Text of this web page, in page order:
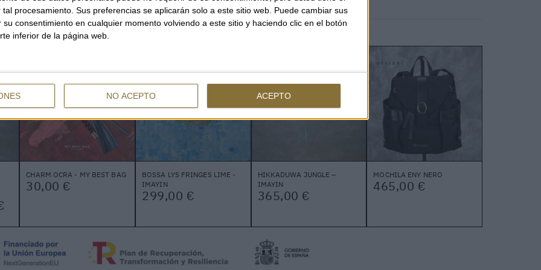
procesamiento. Sus preferencias se aplicarán solo a este sitio web. Puede cambiar sus
consentimiento en cualquier momento volviendo a este sitio y haciendo clic en el botón
inferior de la página web.
NO ACEPTO ACEPTO
TAMBIÉN PUEDE INTERESARTE
CHARM OCRA - MY BEST BAG
30,00 €
BOSSA LYS FRINGES LIME -
IMAYIN
299,00 €
HIKKADUWA JUNGLE –
IMAYIN
365,00 €
MOCHILA ENY NERO
465,00 €